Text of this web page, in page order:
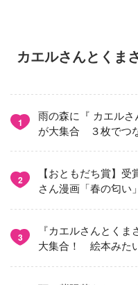
カエルさんとくま
1
雨の森に『 カエル
が大集合 ３枚でつ
2
【おともだち賞】
さん漫画「春の匂い」
3
『カエルさんとく
大集合！ 絵本みた